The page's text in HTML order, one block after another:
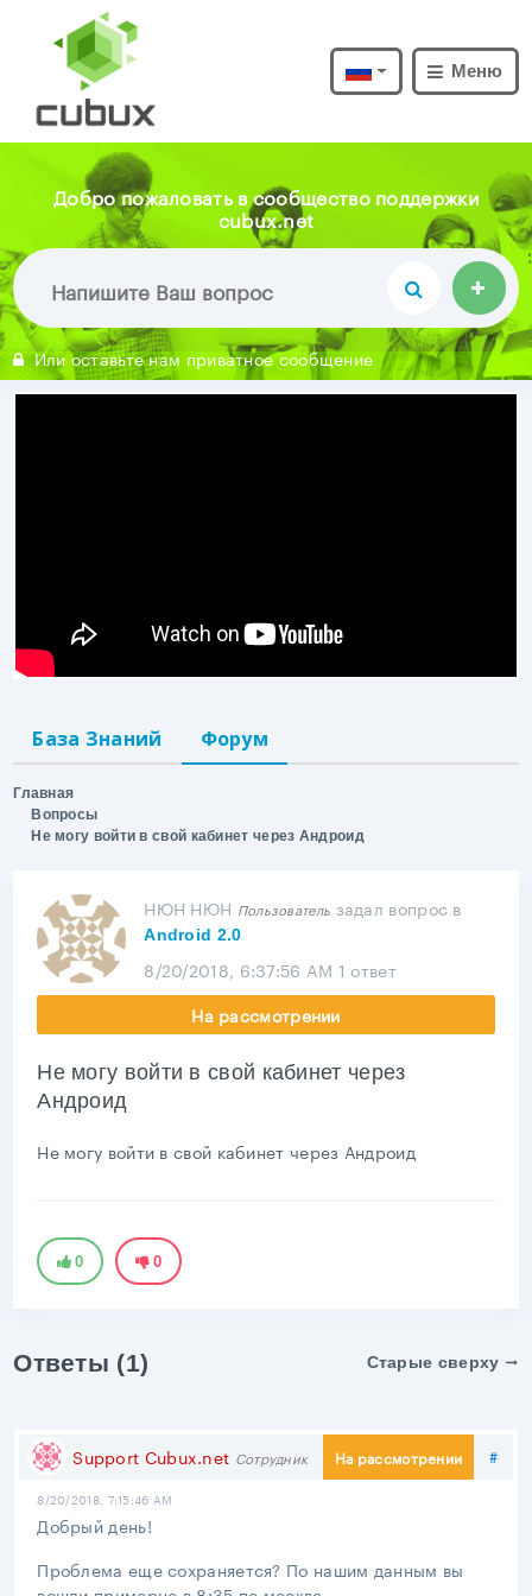
Меню
Добро пожаловать в сообщество поддержки
cubux.net
Или оставьте нам приватное сообщение
База Знаний Форум
Главная
Вопросы
Не могу войти в свой кабинет через Андроид
НЮН НЮН Пользователь задал вопрос в
Android 2.0
8/20/2018, 6:37:56 AM 1 ответ
На рассмотрении
Не могу войти в свой кабинет через
Андроид
Не могу войти в свой кабинет через Андроид
0 0
Ответы (1) Старые сверху
Support Cubux.net Сотрудник На рассмотрении #
8/20/2018, 7:15:46 AM
Добрый день!
Проблема еще сохраняется? По нашим данным вы